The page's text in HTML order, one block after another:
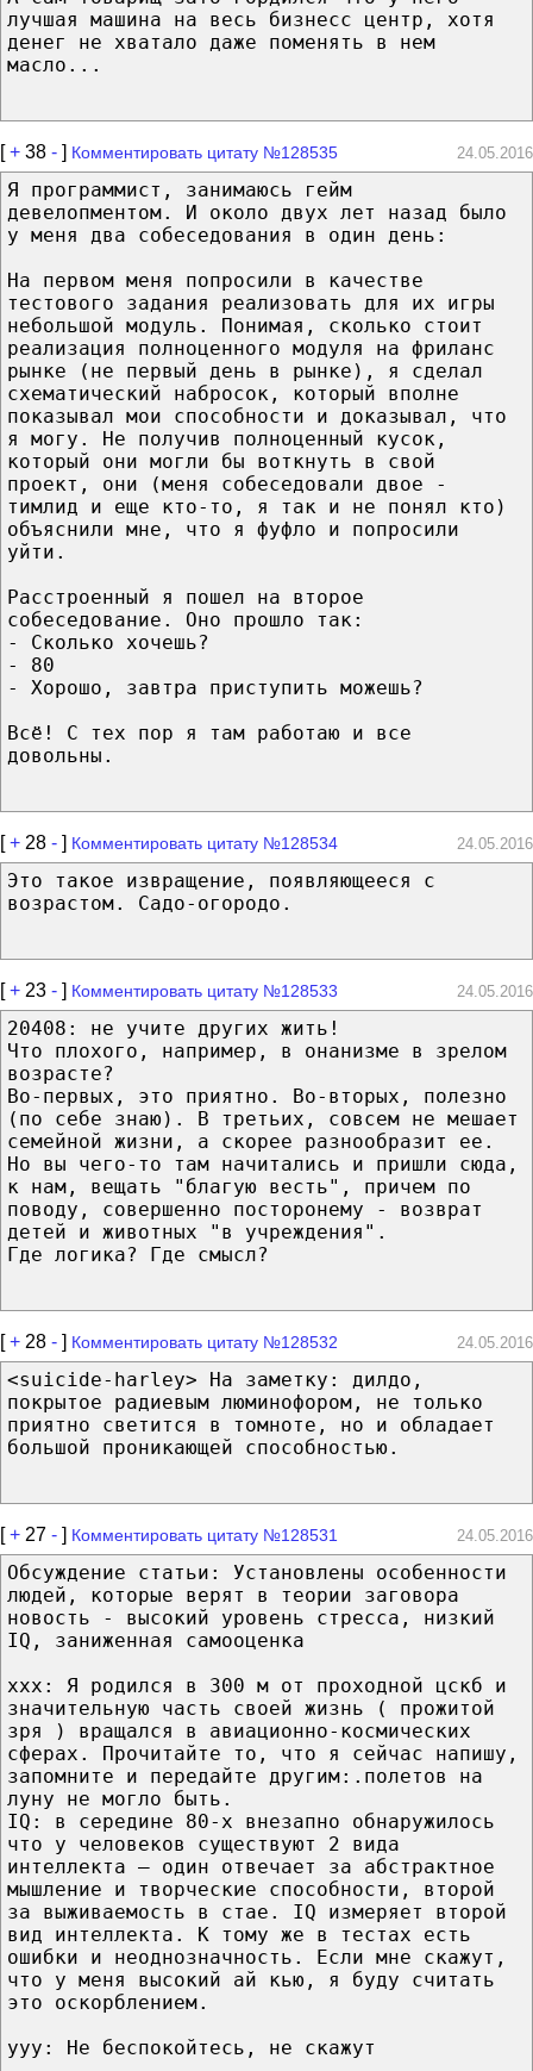
лучшая машина на весь бизнесс центр, хотя
денег не хватало даже поменять в нем
масло...
[+ 38 - ] Комментировать цитату №128535 24.05.2016
Я программист, занимаюсь гейм
девелопментом. И около двух лет назад было
у меня два собеседования в один день:
На первом меня попросили в качестве
тестового задания реализовать для их игры
небольшой модуль. Понимая, сколько стоит
реализация полноценного модуля на фриланс
рынке (не первый день в рынке), я сделал
схематический набросок, который вполне
показывал мои способности и доказывал, что
я могу. Не получив полноценный кусок,
который они могли бы воткнуть в свой
проект, они (меня собеседовали двое -
тимлид и еще кто-то, я так и не понял кто)
объяснили мне, что я фуфло и попросили
уйти.
Расстроенный я пошел на второе
собеседование. Оно прошло так:
- Сколько хочешь?
- 80
- Хорошо, завтра приступить можешь?
Всё! С тех пор я там работаю и все
довольны.
[+ 28 - ] Комментировать цитату №128534 24.05.2016
Это такое извращение, появляющееся с
возрастом. Садо-огородо.
[+ 23 - ] Комментировать цитату №128533 24.05.2016
20408: не учите других жить!
Что плохого, например, в онанизме в зрелом
возрасте?
Во-первых, это приятно. Во-вторых, полезно
(по себе знаю). В третьих, совсем не мешает
семейной жизни, а скорее разнообразит ее.
Но вы чего-то там начитались и пришли сюда,
к нам, вещать "благую весть", причем по
поводу, совершенно посторонему - возврат
детей и животных "в учреждения".
Где логика? Где смысл?
[+ 28 - ] Комментировать цитату №128532 24.05.2016
<suicide-harley> На заметку: дилдо,
покрытое радиевым люминофором, не только
приятно светится в томноте, но и обладает
большой проникающей способностью.
[+ 27 - ] Комментировать цитату №128531 24.05.2016
Обсуждение статьи: Установлены особенности
людей, которые верят в теории заговора
новость - высокий уровень стресса, низкий
IQ, заниженная самооценка
xxx: Я родился в 300 м от проходной цскб и
значительную часть своей жизнь ( прожитой
зря ) вращался в авиационно-космических
сферах. Прочитайте то, что я сейчас напишу,
запомните и передайте другим:.полетов на
луну не могло быть.
IQ: в середине 80-х внезапно обнаружилось
что у человеков существуют 2 вида
интеллекта — один отвечает за абстрактное
мышление и творческие способности, второй
за выживаемость в стае. IQ измеряет второй
вид интеллекта. К тому же в тестах есть
ошибки и неоднозначность. Если мне скажут,
что у меня высокий ай кью, я буду считать
это оскорблением.
yyy: Не беспокойтесь, не скажут